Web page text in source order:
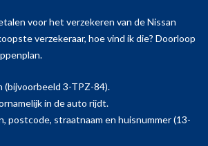
voor het verzekeren van de Nissan
verzekeraar, hoe vind ik die? Doorloop
(bijvoorbeeld 3-TPZ-84).
in de auto rijdt.
postcode, straatnaam en huisnummer (13-